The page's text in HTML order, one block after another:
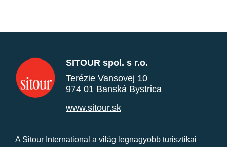
SITOUR spol. s r.o.
Terézie Vansovej 10
974 01 Banská Bystrica
www.sitour.sk
A Sitour International a világ legnagyobb turisztikai